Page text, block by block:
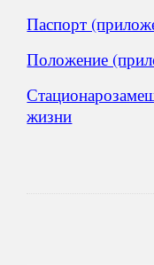
Паспорт
Положение
жизни